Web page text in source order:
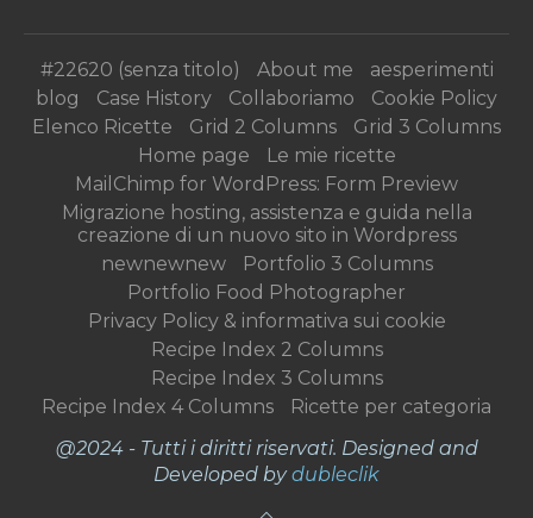
#22620 (senza titolo) About me
aesperimenti
blog
Case History Collaboriamo
Cookie Policy
Elenco Ricette
Grid 2 Columns
Grid 3 Columns
Home page
Le mie ricette
MailChimp for WordPress: Form Preview
Migrazione hosting, assistenza e guida nella
creazione di un nuovo sito in Wordpress
newnewnew
Portfolio 3 Columns
Portfolio Food Photographer
Privacy Policy & informativa sui cookie
Recipe Index 2 Columns
Recipe Index 3 Columns
Recipe Index 4 Columns
Ricette per categoria
@2024 - Tutti i diritti riservati. Designed and
Developed bydubleclik